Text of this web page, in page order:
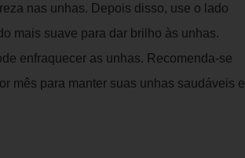
nas unhas. Depois disso, use o lado
mais suave para dar brilho às unhas.
enfraquecer as unhas. Recomenda-se
mês para manter suas unhas saudáveis e